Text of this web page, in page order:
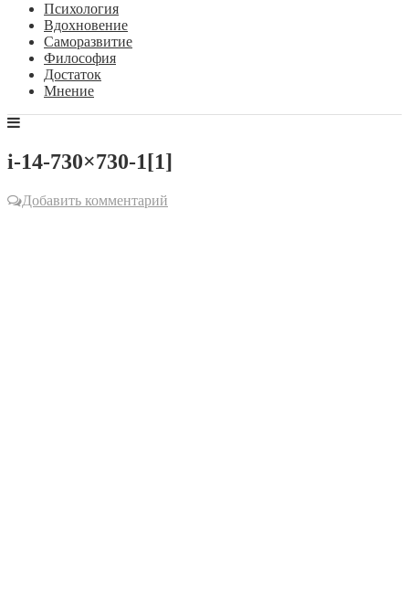
Психология
Вдохновение
Саморазвитие
Философия
Достаток
Мнение
i-14-730×730-1[1]
Добавить комментарий